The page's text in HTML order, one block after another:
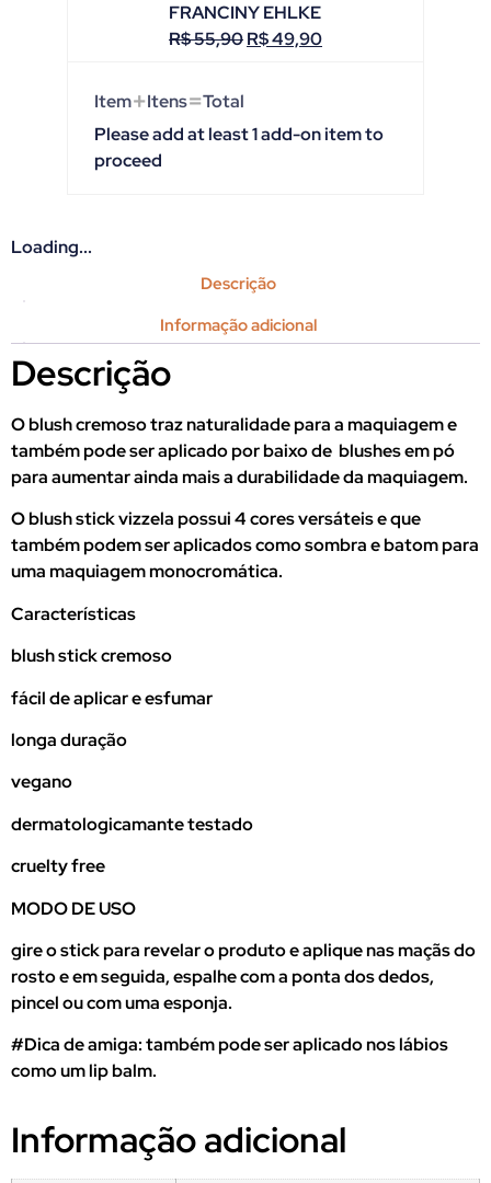
FRANCINY EHLKE
R$55,90R$49,90
Item+Itens=Total
Please add at least 1 add-on item to
proceed
Loading...
Descrição
Informação adicional
Descrição
O blush cremoso traz naturalidade para a maquiagem e
também pode ser aplicado por baixo de blushes em pó
para aumentar ainda mais a durabilidade da maquiagem.
O blush stick vizzela possui 4 cores versáteis e que
também podem ser aplicados como sombra e batom para
uma maquiagem monocromática.
Características
blush stick cremoso
fácil de aplicar e esfumar
longa duração
vegano
dermatologicamante testado
cruelty free
MODO DE USO
gire o stick para revelar o produto e aplique nas maçãs do
rosto e em seguida, espalhe com a ponta dos dedos,
pincel ou com uma esponja.
#Dica de amiga: também pode ser aplicado nos lábios
como um lip balm.
Informação adicional